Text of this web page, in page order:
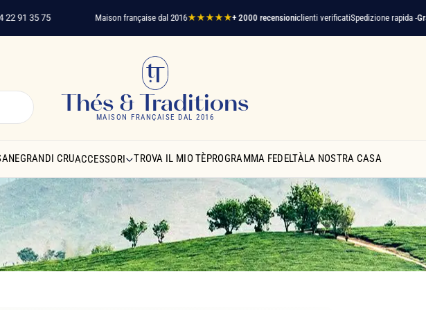
75 Maison française dal 2016★★★★★+ 2000 recensioniclienti verificatiSpedizione rapida -Gratuita
Thés & Traditions
MAISON FRANÇAISE DAL 2016
GRANDI CRUACCESSORI TROVA IL MIO TÈPROGRAMMA FEDELTÀLA NOSTRA CASA